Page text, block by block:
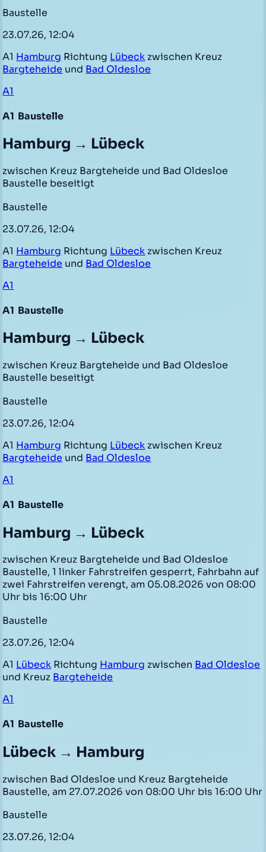
Baustelle
23.07.26, 12:04
A1 Hamburg Richtung Lübeck zwischen Kreuz
Bargteheide und Bad Oldesloe
A1
A1 Baustelle
Hamburg → Lübeck
zwischen Kreuz Bargteheide und Bad Oldesloe
Baustelle beseitigt
Baustelle
23.07.26, 12:04
A1 Hamburg Richtung Lübeck zwischen Kreuz
Bargteheide und Bad Oldesloe
A1
A1 Baustelle
Hamburg → Lübeck
zwischen Kreuz Bargteheide und Bad Oldesloe
Baustelle beseitigt
Baustelle
23.07.26, 12:04
A1 Hamburg Richtung Lübeck zwischen Kreuz
Bargteheide und Bad Oldesloe
A1
A1 Baustelle
Hamburg → Lübeck
zwischen Kreuz Bargteheide und Bad Oldesloe
Baustelle, 1 linker Fahrstreifen gesperrt, Fahrbahn auf
zwei Fahrstreifen verengt, am 05.08.2026 von 08:00
Uhr bis 16:00 Uhr
Baustelle
23.07.26, 12:04
A1 Lübeck Richtung Hamburg zwischen Bad Oldesloe
und Kreuz Bargteheide
A1
A1 Baustelle
Lübeck → Hamburg
zwischen Bad Oldesloe und Kreuz Bargteheide
Baustelle, am 27.07.2026 von 08:00 Uhr bis 16:00 Uhr
Baustelle
23.07.26, 12:04